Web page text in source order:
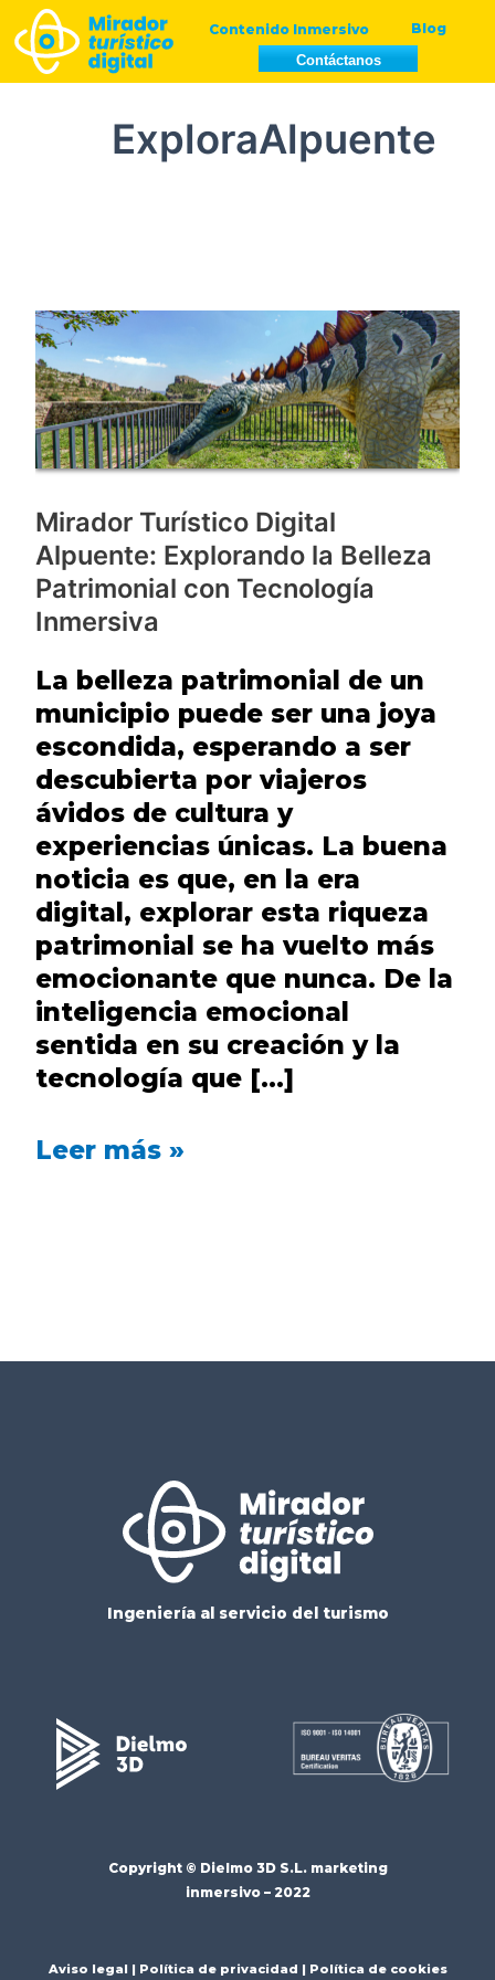
Ir
al
contenido
Contenido Inmersivo
Blog
Contáctanos
ExploraAlpuente
Mirador Turístico Digital
Alpuente: Explorando la Belleza
Patrimonial con Tecnología
Inmersiva
La belleza patrimonial de un
municipio puede ser una joya
escondida, esperando a ser
descubierta por viajeros
ávidos de cultura y
experiencias únicas. La buena
noticia es que, en la era
digital, explorar esta riqueza
patrimonial se ha vuelto más
emocionante que nunca. De la
inteligencia emocional
sentida en su creación y la
tecnología que […]
Mirador
Turístico
Digital
Alpuente:
Explorando
Belleza
Patrimonial
con
Tecnología
Leer más »
Ingeniería al servicio del turismo
Copyright © Dielmo 3D S.L. marketing
inmersivo – 2022
Aviso legal | Política de privacidad | Política de cookies